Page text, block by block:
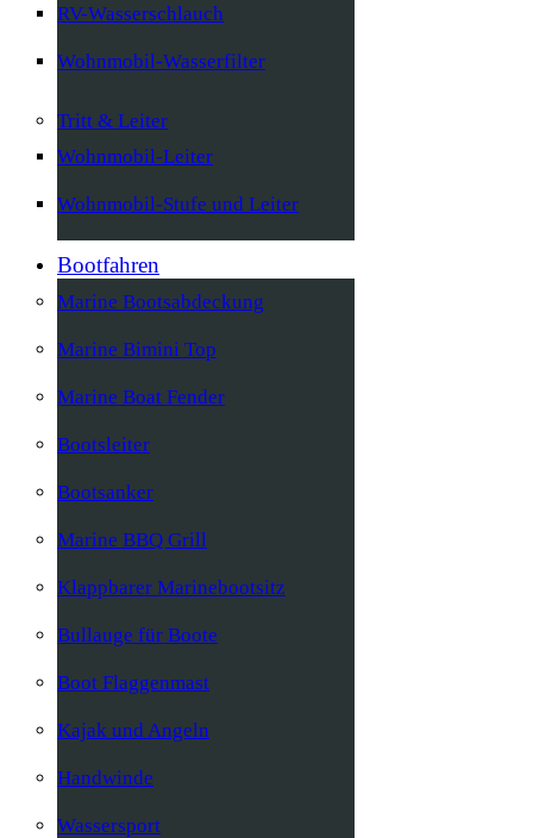
RV-Wasserschlauch
Wohnmobil-Wasserfilter
Tritt & Leiter
Wohnmobil-Leiter
Wohnmobil-Stufe und Leiter
Bootfahren
Marine Bootsabdeckung
Marine Bimini Top
Marine Boat Fender
Bootsleiter
Bootsanker
Marine BBQ Grill
Klappbarer Marinebootsitz
Bullauge für Boote
Boot Flaggenmast
Kajak und Angeln
Handwinde
Wassersport